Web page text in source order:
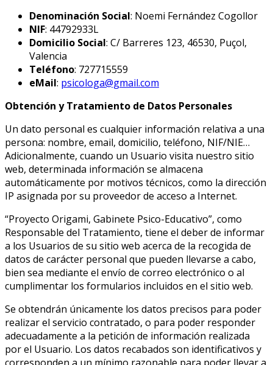
Denominación Social: Noemi Fernández Cogollor
NIF: 44792933L
Domicilio Social: C/ Barreres 123, 46530, Puçol,
Valencia
Teléfono: 727715559
eMail: psicologa@gmail.com
Obtención y Tratamiento de Datos Personales
Un dato personal es cualquier información relativa a una
persona: nombre, email, domicilio, teléfono, NIF/NIE…
Adicionalmente, cuando un Usuario visita nuestro sitio
web, determinada información se almacena
automáticamente por motivos técnicos, como la dirección
IP asignada por su proveedor de acceso a Internet.
“Proyecto Origami, Gabinete Psico-Educativo”, como
Responsable del Tratamiento, tiene el deber de informar
a los Usuarios de su sitio web acerca de la recogida de
datos de carácter personal que pueden llevarse a cabo,
bien sea mediante el envío de correo electrónico o al
cumplimentar los formularios incluidos en el sitio web.
Se obtendrán únicamente los datos precisos para poder
realizar el servicio contratado, o para poder responder
adecuadamente a la petición de información realizada
por el Usuario. Los datos recabados son identificativos y